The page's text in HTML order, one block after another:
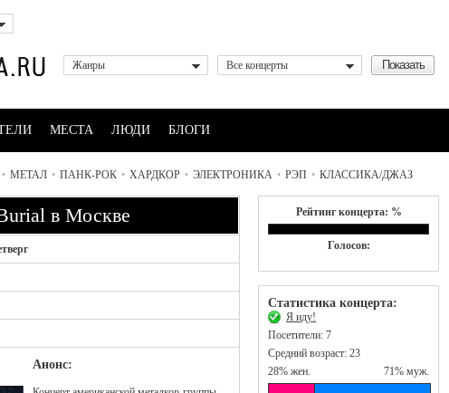
Жанры
Все концерты
МЕСТА ЛЮДИ БЛОГИ
• МЕТАЛ • ПАНК-РОК • ХАРДКОР • ЭЛЕКТРОНИКА • РЭП • КЛАССИКА/ДЖАЗ
Рейтинг концерта: %
Голосов:
Статистика концерта:
Я иду!
Посетители: 7
Средний возраст: 23
28% жен.
71% муж.
в Москве
Анонс: